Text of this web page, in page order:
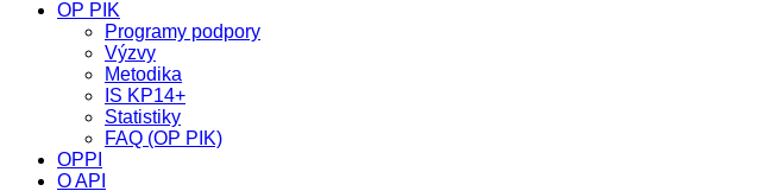
OP PIK
Programy podpory
Výzvy
Metodika
IS KP14+
Statistiky
FAQ (OP PIK)
OPPI
O API